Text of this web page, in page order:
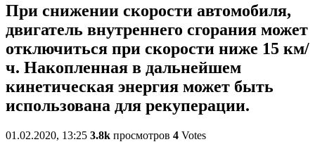
При снижении скорости автомобиля,
двигатель внутреннего сгорания может
отключиться при скорости ниже 15 км/
ч. Накопленная в дальнейшем
кинетическая энергия может быть
использована для рекуперации.
01.02.2020, 13:25 3.8k просмотров 4 Votes